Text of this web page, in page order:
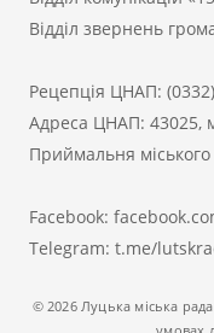
Відділ звернень
Рецепція ЦНАП:
Адреса ЦНАП: 43025,
Приймальня міського
Facebook:
Telegram: t.me/
© 2026 Луцька міська